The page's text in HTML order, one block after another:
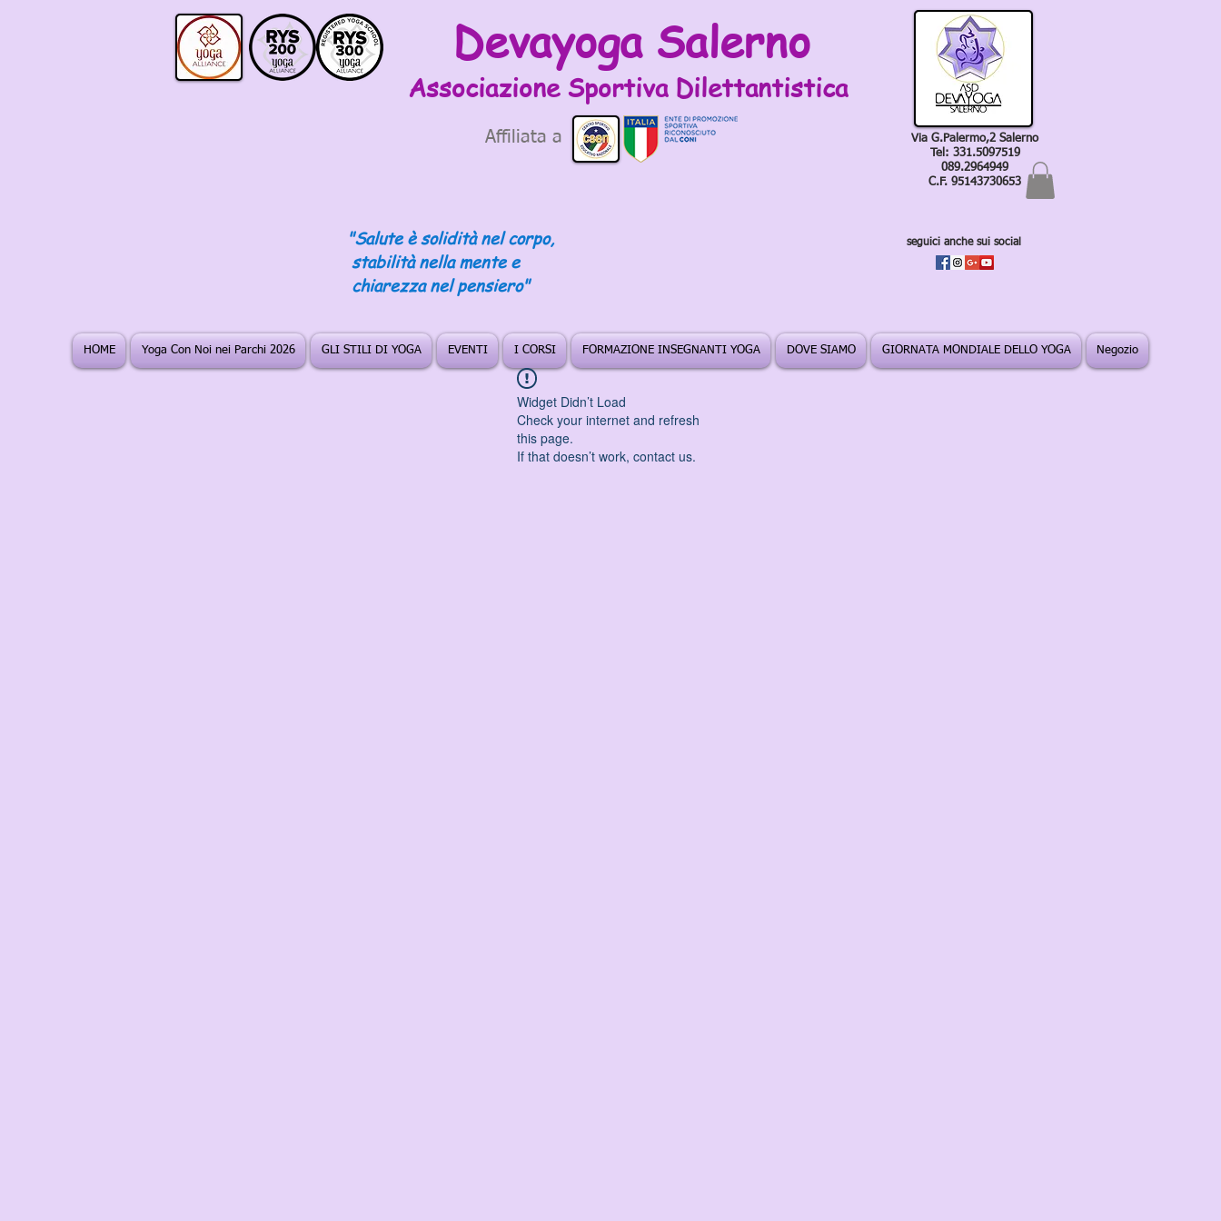
Devayoga Salerno
Associazione Sportiva Dilettantistica
Affiliata a
"Salute è solidità nel corpo,
stabilità nella mente e
chiarezza nel pensiero"
Via G.Palermo,2 Salerno
Tel: 331.5097519
089.2964949
C.F. 95143730653
seguici anche sui social
HOME Yoga Con Noi nei Parchi 2026 GLI STILI DI YOGA EVENTI I CORSI FORMAZIONE INSEGNANTI YOGA DOVE SIAMO GIORNATA MONDIALE DELLO YOGA Negozio
Widget Didn’t Load
Check your internet and refresh
this page.
If that doesn’t work, contact us.